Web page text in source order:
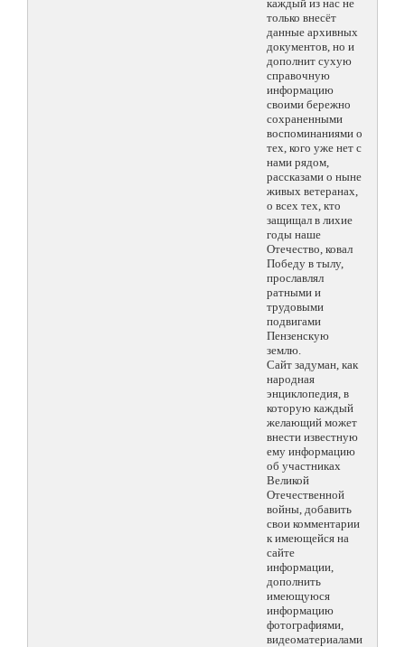
каждый из нас не
только внесёт
данные архивных
документов, но и
дополнит сухую
справочную
информацию
своими бережно
сохраненными
воспоминаниями о
тех, кого уже нет с
нами рядом,
рассказами о ныне
живых ветеранах,
о всех тех, кто
защищал в лихие
годы наше
Отечество, ковал
Победу в тылу,
прославлял
ратными и
трудовыми
подвигами
Пензенскую
землю.
Сайт задуман, как
народная
энциклопедия, в
которую каждый
желающий может
внести известную
ему информацию
об участниках
Великой
Отечественной
войны, добавить
свои комментарии
к имеющейся на
сайте
информации,
дополнить
имеющуюся
информацию
фотографиями,
видеоматериалами